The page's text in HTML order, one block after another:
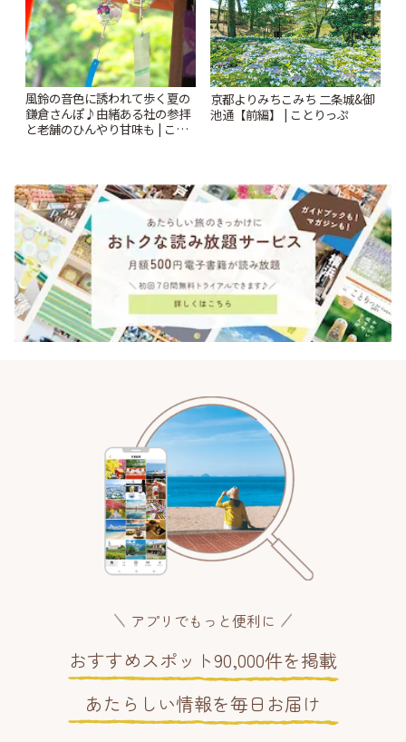
風鈴の音色に誘われて歩く夏の
鎌倉さんぽ♪由緒ある社の参拝
と老舗のひんやり甘味も | こと
京都よりみちこみち 二条城&御
池通【前編】 | ことりっぷ
アプリでもっと便利に
おすすめスポット90,000件を掲載
あたらしい情報を毎日お届け